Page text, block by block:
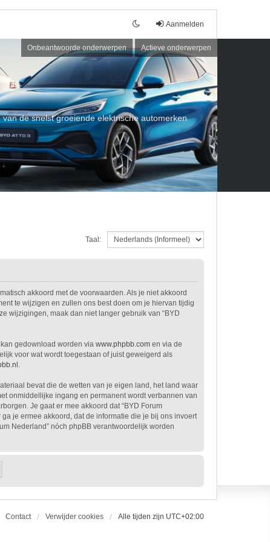
Aanmelden
Onbeantwoorde onderwerpen Actieve onderwerpen
de snelst groeiende elektrische automerken
Taal:
akkoord met de voorwaarden. Als je niet akkoord
te wijzigen en zullen ons best doen om je hiervan tijdig
wijzigingen, maak dan niet langer gebruik van “BYD
kan gedownload worden via www.phpbb.com en via de
voor wat wordt toegestaan of juist geweigerd als
.
bevat die de wetten van je eigen land, het land waar
onmiddellijke ingang en permanent wordt verbannen van
Je gaat er mee akkoord dat “BYD Forum
je ermee akkoord, dat de informatie die je bij ons invoert
Nederland” nóch phpBB verantwoordelijk worden
Contact Verwijder cookies Alle tijden zijn UTC+02:00